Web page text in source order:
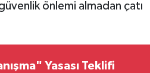
önlemi almadan çatı
Yasası Teklifi